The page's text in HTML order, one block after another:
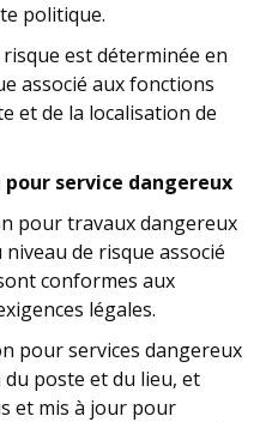
politique.
est déterminée en
associé aux fonctions
et de la localisation de
service dangereux
pour travaux dangereux
de risque associé
conformes aux
légales.
pour services dangereux
poste et du lieu, et
et mis à jour pour